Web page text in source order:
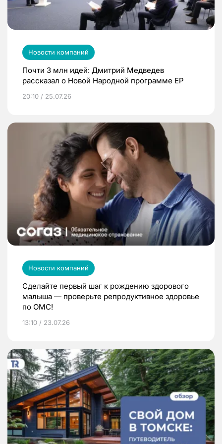
Новости компаний
Почти 3 млн идей: Дмитрий Медведев
рассказал о Новой Народной программе ЕР
20:10 / 25.07.26
Новости компаний
Сделайте первый шаг к рождению здорового
малыша — проверьте репродуктивное здоровье
по ОМС!
13:10 / 23.07.26